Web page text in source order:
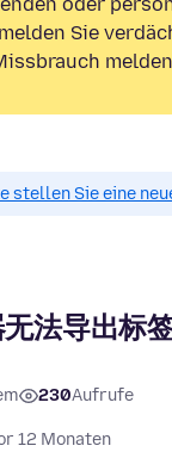
oder
Sie
stellen Sie eine
法导出标
230Aufrufe
12 Monaten